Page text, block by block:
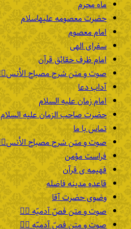
ماه محرم
حضرت معصومه علیهاسلام
امام معصوم
سفرای الهی
امام ظرف حقائق قرآن
صوت و متن شرح مصباح الأنس۲️⃣
آداب دعا
امام زمان علیه السلام
حضرت صاحب الزمان علیه السلام
تماس با ما
صوت و متن شرح مصباح الأنس۱️⃣
فراست مؤمن
فهیمه ی قرآن
قاعده مدینه فاضله
وضوی حضرت آقا
صوت و متن فصّ آدمیّه ۴️⃣
صوت و متن فصّ آدمیّه ۳️⃣